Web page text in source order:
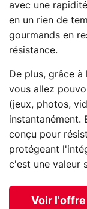
avec une
en un rien de
gourmands en
résistance.
De plus, grâce
vous allez
(jeux, photos,
instantanément.
conçu pour
protégeant
c'est une valeur
Voir l'offre